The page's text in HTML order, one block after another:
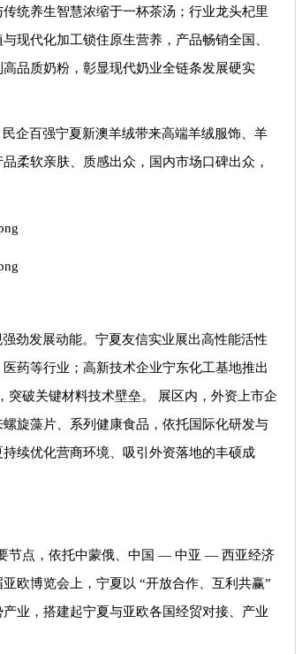
统养生智慧浓缩于一杯茶汤；行业龙头杞里
现代化加工锁住原生营养，产品畅销全国、
品质奶粉，彰显现代奶业全链条发展硬实
企百强宁夏新澳羊绒带来高端羊绒服饰、羊
柔软亲肤、质感出众，国内市场口碑出众，
劲发展动能。宁夏友信实业展出高性能活性
药等行业；高新技术企业宁东化工基地推出
突破关键材料技术壁垒。 展区内，外资上市企
旋藻片、系列健康食品，依托国际化研发与
续优化营商环境、吸引外资落地的丰硕成
节点，依托中蒙俄、中国 — 中亚 — 西亚经济
欧博览会上，宁夏以 “开放合作、互利共赢”
业，搭建起宁夏与亚欧各国经贸对接、产业